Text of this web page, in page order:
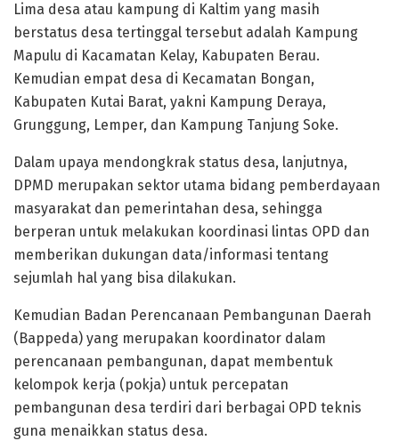
Lima desa atau kampung di Kaltim yang masih
berstatus desa tertinggal tersebut adalah Kampung
Mapulu di Kacamatan Kelay, Kabupaten Berau.
Kemudian empat desa di Kecamatan Bongan,
Kabupaten Kutai Barat, yakni Kampung Deraya,
Grunggung, Lemper, dan Kampung Tanjung Soke.
Dalam upaya mendongkrak status desa, lanjutnya,
DPMD merupakan sektor utama bidang pemberdayaan
masyarakat dan pemerintahan desa, sehingga
berperan untuk melakukan koordinasi lintas OPD dan
memberikan dukungan data/informasi tentang
sejumlah hal yang bisa dilakukan.
Kemudian Badan Perencanaan Pembangunan Daerah
(Bappeda) yang merupakan koordinator dalam
perencanaan pembangunan, dapat membentuk
kelompok kerja (pokja) untuk percepatan
pembangunan desa terdiri dari berbagai OPD teknis
guna menaikkan status desa.